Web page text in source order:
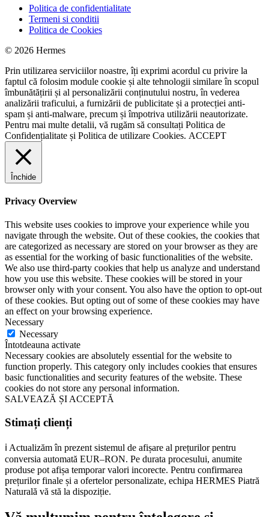
Politica de confidentialitate
Termeni si conditii
Politica de Cookies
© 2026 Hermes
Prin utilizarea serviciilor noastre, îți exprimi acordul cu privire la
faptul că folosim module cookie și alte tehnologii similare în scopul
îmbunătățirii și al personalizării conținutului nostru, în vederea
analizării traficului, a furnizării de publicitate și a protecției anti-
spam și anti-malware, precum și împotriva utilizării neautorizate.
Pentru mai multe detalii, vă rugăm să consultați Politica de
Confidențialitate și Politica de utilizare Cookies. ACCEPT
Închide
Privacy Overview
This website uses cookies to improve your experience while you
navigate through the website. Out of these cookies, the cookies that
are categorized as necessary are stored on your browser as they are
as essential for the working of basic functionalities of the website.
We also use third-party cookies that help us analyze and understand
how you use this website. These cookies will be stored in your
browser only with your consent. You also have the option to opt-out
of these cookies. But opting out of some of these cookies may have
an effect on your browsing experience.
Necessary
Necessary
Întotdeauna activate
Necessary cookies are absolutely essential for the website to
function properly. This category only includes cookies that ensures
basic functionalities and security features of the website. These
cookies do not store any personal information.
SALVEAZĂ ȘI ACCEPTĂ
Stimați clienți
ℹ️ Actualizăm în prezent sistemul de afișare al prețurilor pentru
conversia automată EUR–RON. Pe durata procesului, anumite
produse pot afișa temporar valori incorecte. Pentru confirmarea
prețurilor finale și a ofertelor personalizate, echipa HERMES Piatră
Naturală vă stă la dispoziție.